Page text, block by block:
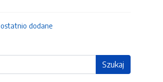
ostatnio dodane
Szukaj